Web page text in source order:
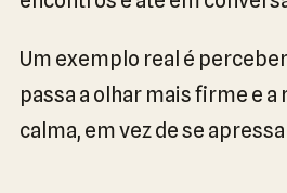
Um exemplo real é
passa a olhar mais firme e
calma, em vez de se